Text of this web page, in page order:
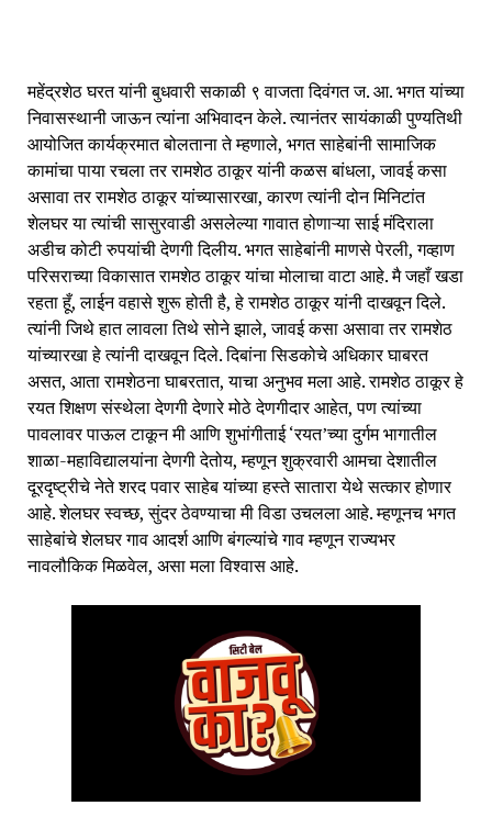
महेंद्रशेठ घरत यांनी बुधवारी सकाळी ९ वाजता दिवंगत ज. आ. भगत यांच्या
निवासस्थानी जाऊन त्यांना अभिवादन केले. त्यानंतर सायंकाळी पुण्यतिथी
आयोजित कार्यक्रमात बोलताना ते म्हणाले, भगत साहेबांनी सामाजिक
कामांचा पाया रचला तर रामशेठ ठाकूर यांनी कळस बांधला, जावई कसा
असावा तर रामशेठ ठाकूर यांच्यासारखा, कारण त्यांनी दोन मिनिटांत
शेलघर या त्यांची सासुरवाडी असलेल्या गावात होणाऱ्या साई मंदिराला
अडीच कोटी रुपयांची देणगी दिलीय. भगत साहेबांनी माणसे पेरली, गव्हाण
परिसराच्या विकासात रामशेठ ठाकूर यांचा मोलाचा वाटा आहे. मै जहाँ खडा
रहता हूँ, लाईन वहासे शुरू होती है, हे रामशेठ ठाकूर यांनी दाखवून दिले.
त्यांनी जिथे हात लावला तिथे सोने झाले, जावई कसा असावा तर रामशेठ
यांच्यारखा हे त्यांनी दाखवून दिले. दिबांना सिडकोचे अधिकार घाबरत
असत, आता रामशेठना घाबरतात, याचा अनुभव मला आहे. रामशेठ ठाकूर हे
रयत शिक्षण संस्थेला देणगी देणारे मोठे देणगीदार आहेत, पण त्यांच्या
पावलावर पाऊल टाकून मी आणि शुभांगीताई ‘रयत’च्या दुर्गम भागातील
शाळा-महाविद्यालयांना देणगी देतोय, म्हणून शुक्रवारी आमचा देशातील
दूरदृष्ट्रीचे नेते शरद पवार साहेब यांच्या हस्ते सातारा येथे सत्कार होणार
आहे. शेलघर स्वच्छ, सुंदर ठेवण्याचा मी विडा उचलला आहे. म्हणूनच भगत
साहेबांचे शेलघर गाव आदर्श आणि बंगल्यांचे गाव म्हणून राज्यभर
नावलौकिक मिळवेल, असा मला विश्वास आहे.